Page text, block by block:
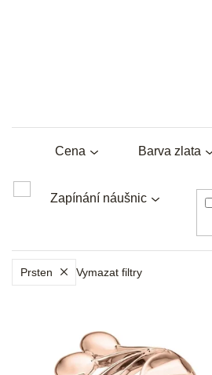
Barva zlata
Zapínání náušnic
Cena
Prsten Vymazat filtry